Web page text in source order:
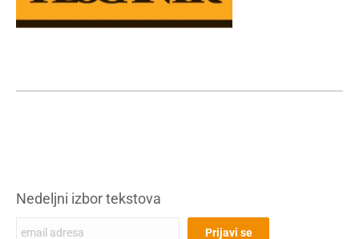
Nedeljni izbor tekstova